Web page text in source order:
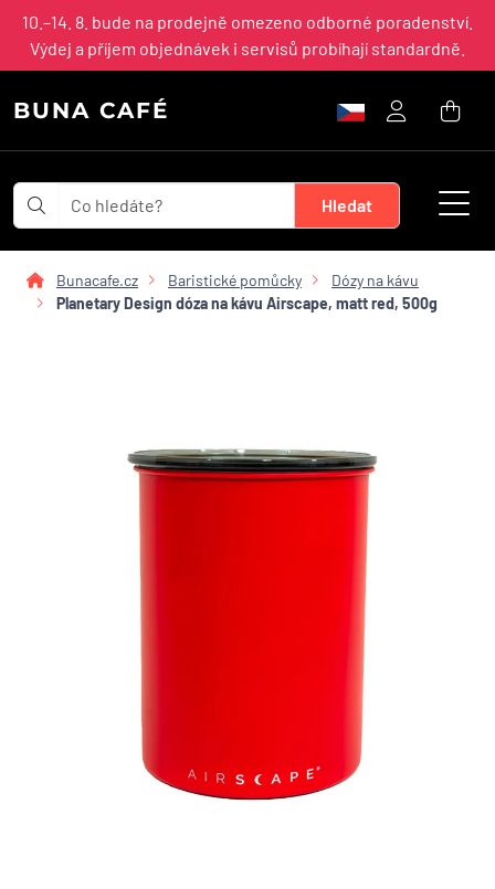
10.–14. 8. bude na prodejně omezeno odborné poradenství.
Výdej a příjem objednávek i servisů probíhají standardně.
BUNA CAFÉ
Bunacafe.cz Baristické pomůcky
Dózy na kávu
Planetary Design dóza na kávu Airscape, matt red, 500g